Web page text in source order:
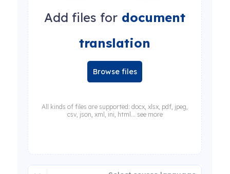
Add files for document
translation
Browse files
All kinds of files are supported: docx, xlsx, pdf, jpeg,
csv, json, xml, ini, html... see more